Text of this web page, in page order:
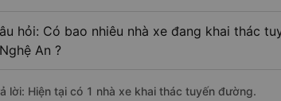
hỏi: Có bao nhiêu nhà xe đang khai thác
An ?
lời: Hiện tại có 1 nhà xe khai thác tuyến đường.